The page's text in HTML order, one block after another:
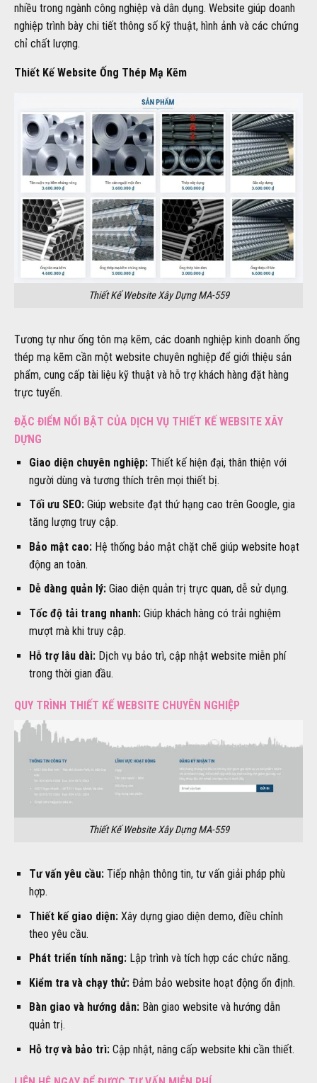
nhiều trong ngành công nghiệp và dân dụng. Website giúp doanh
nghiệp trình bày chi tiết thông số kỹ thuật, hình ảnh và các chứng
chỉ chất lượng.
Thiết Kế Website Ống Thép Mạ Kẽm
Thiết Kế Website Xây Dựng MA-559
Tương tự như ống tôn mạ kẽm, các doanh nghiệp kinh doanh ống
thép mạ kẽm cần một website chuyên nghiệp để giới thiệu sản
phẩm, cung cấp tài liệu kỹ thuật và hỗ trợ khách hàng đặt hàng
trực tuyến.
ĐẶC ĐIỂM NỔI BẬT CỦA DỊCH VỤ THIẾT KẾ WEBSITE XÂY
DỰNG
Giao diện chuyên nghiệp:Thiết kế hiện đại, thân thiện với
người dùng và tương thích trên mọi thiết bị.
Tối ưu SEO:Giúp website đạt thứ hạng cao trên Google, gia
tăng lượng truy cập.
Bảo mật cao:Hệ thống bảo mật chặt chẽ giúp website hoạt
động an toàn.
Dễ dàng quản lý:Giao diện quản trị trực quan, dễ sử dụng.
Tốc độ tải trang nhanh:Giúp khách hàng có trải nghiệm
mượt mà khi truy cập.
Hỗ trợ lâu dài:Dịch vụ bảo trì, cập nhật website miễn phí
trong thời gian đầu.
QUY TRÌNH THIẾT KẾ WEBSITE CHUYÊN NGHIỆP
Thiết Kế Website Xây Dựng MA-559
Tư vấn yêu cầu:Tiếp nhận thông tin, tư vấn giải pháp phù
hợp.
Thiết kế giao diện:Xây dựng giao diện demo, điều chỉnh
theo yêu cầu.
Phát triển tính năng:Lập trình và tích hợp các chức năng.
Kiểm tra và chạy thử:Đảm bảo website hoạt động ổn định.
Bàn giao và hướng dẫn:Bàn giao website và hướng dẫn
quản trị.
Hỗ trợ và bảo trì:Cập nhật, nâng cấp website khi cần thiết.